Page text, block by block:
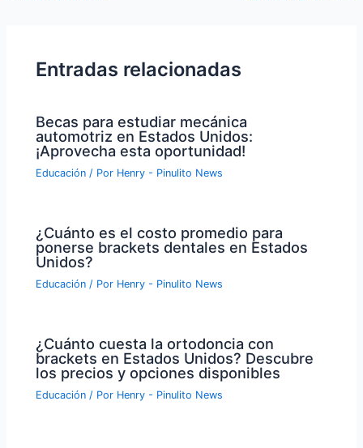
Entradas relacionadas
Becas para estudiar mecánica
automotriz en Estados Unidos:
¡Aprovecha esta oportunidad!
Educación / Por Henry - Pinulito News
¿Cuánto es el costo promedio para
ponerse brackets dentales en Estados
Unidos?
Educación / Por Henry - Pinulito News
¿Cuánto cuesta la ortodoncia con
brackets en Estados Unidos? Descubre
los precios y opciones disponibles
Educación / Por Henry - Pinulito News